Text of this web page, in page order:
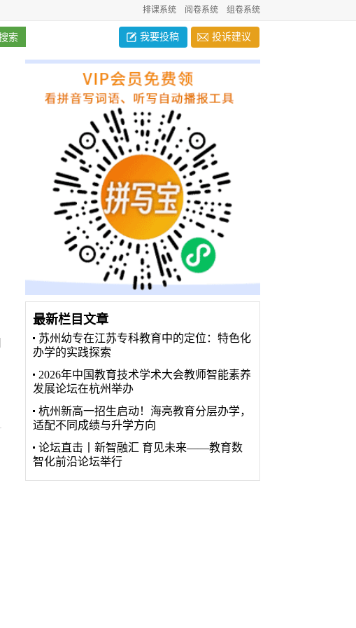
排课系统 阅卷系统 组卷系统
我要投稿 投诉建议
最新栏目文章
苏州幼专在江苏专科教育中的定位：特色化
办学的实践探索
2026年中国教育技术学术大会教师智能素养
发展论坛在杭州举办
杭州新高一招生启动！海亮教育分层办学，
适配不同成绩与升学方向
论坛直击丨新智融汇 育见未来——教育数
智化前沿论坛举行